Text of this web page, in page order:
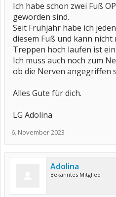
Ich habe schon zwei Fuß
geworden sind.
Seit Frühjahr habe ich
diesem Fuß und kann
Treppen hoch laufen ist
Ich muss auch noch zum
ob die Nerven angegriffen
Alles Gute für dich.
LG Adolina
6. November 2023
Adolina
Bekanntes Mitglied